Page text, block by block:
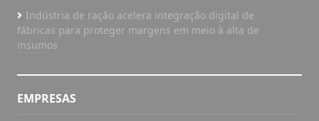
Indústria de ração acelera integração digital de
fábricas para proteger margens em meio à alta de
insumos
EMPRESAS